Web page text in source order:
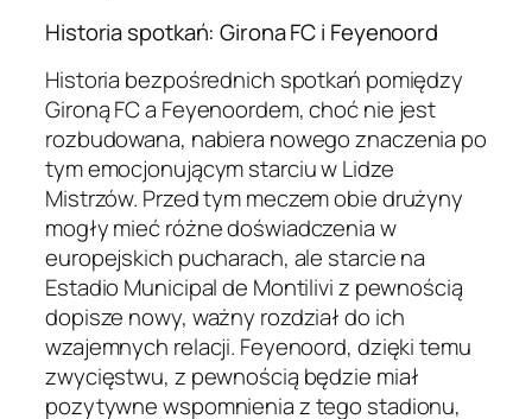
Historia spotkań: Girona FC i Feyenoord
Historia bezpośrednich spotkań pomiędzy
Gironą FC a Feyenoordem, choć nie jest
rozbudowana, nabiera nowego znaczenia po
tym emocjonującym starciu w Lidze
Mistrzów. Przed tym meczem obie drużyny
mogły mieć różne doświadczenia w
europejskich pucharach, ale starcie na
Estadio Municipal de Montilivi z pewnością
dopisze nowy, ważny rozdział do ich
wzajemnych relacji. Feyenoord, dzięki temu
zwycięstwu, z pewnością będzie miał
pozytywne wspomnienia z tego stadionu,